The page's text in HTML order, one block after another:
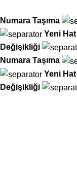
Numara Taşıma
Yeni Hat
Değişikliği
Numara Taşıma
Yeni Hat
Değişikliği